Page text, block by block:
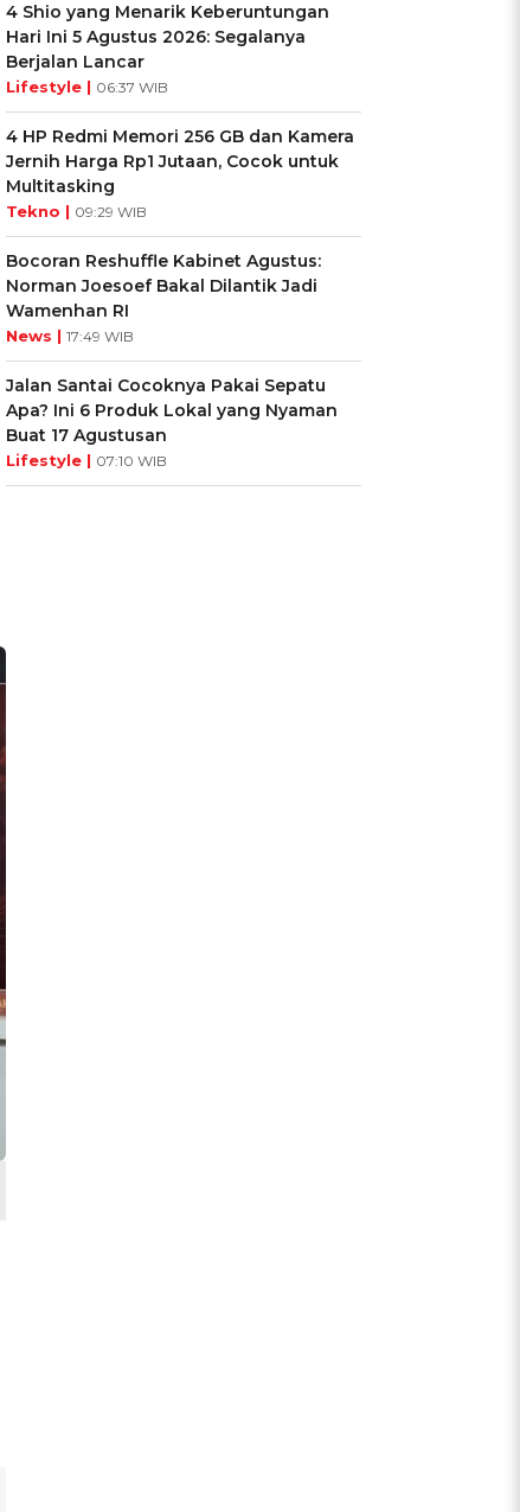
4 Shio yang Menarik Keberuntungan
Hari Ini 5 Agustus 2026: Segalanya
Berjalan Lancar
Lifestyle | 06:37 WIB
4 HP Redmi Memori 256 GB dan Kamera
Jernih Harga Rp1 Jutaan, Cocok untuk
Multitasking
Tekno | 09:29 WIB
Bocoran Reshuffle Kabinet Agustus:
Norman Joesoef Bakal Dilantik Jadi
Wamenhan RI
News | 17:49 WIB
Jalan Santai Cocoknya Pakai Sepatu
Apa? Ini 6 Produk Lokal yang Nyaman
Buat 17 Agustusan
Lifestyle | 07:10 WIB